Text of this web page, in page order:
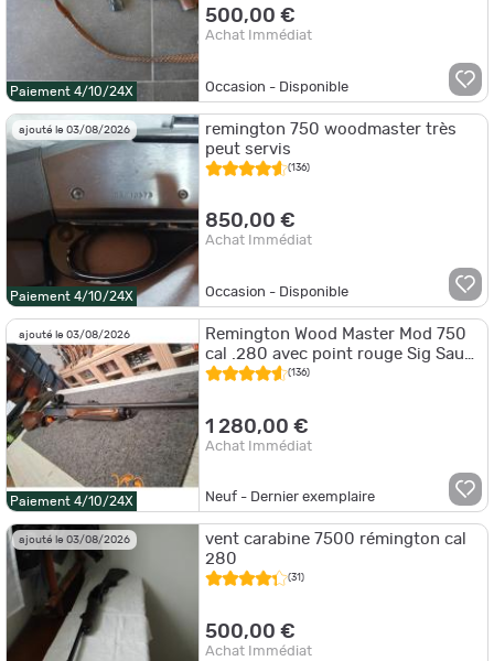
Paiement 4/10/24X
500,00 €
Achat Immédiat
Occasion - Disponible
ajouté le 03/08/2026
Paiement 4/10/24X
remington 750 woodmaster très
peut servis
(136)
850,00 €
Achat Immédiat
Occasion - Disponible
ajouté le 03/08/2026
Paiement 4/10/24X
Remington Wood Master Mod 750
cal .280 avec point rouge Sig Sauer
Romeos - Remington 750 cal 280
(136)
1 280,00 €
Achat Immédiat
Neuf - Dernier exemplaire
ajouté le 03/08/2026
vent carabine 7500 rémington cal
280
(31)
500,00 €
Achat Immédiat